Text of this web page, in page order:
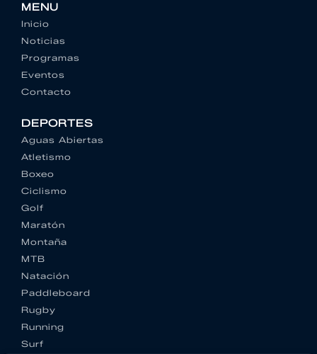
MENU
Inicio
Noticias
Programas
Eventos
Contacto
DEPORTES
Aguas Abiertas
Atletismo
Boxeo
Ciclismo
Golf
Maratón
Montaña
MTB
Natación
Paddleboard
Rugby
Running
Surf